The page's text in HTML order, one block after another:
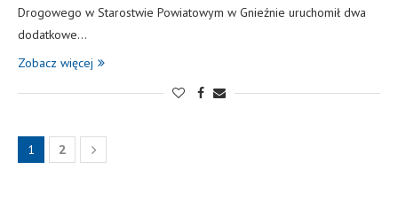
Drogowego w Starostwie Powiatowym w Gnieźnie uruchomił dwa
dodatkowe…
Zobacz więcej
1 2